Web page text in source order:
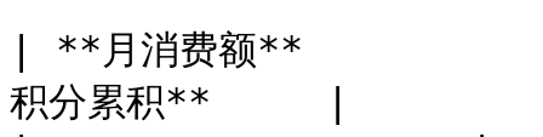
| **月消费额**          |
积分累积**     |